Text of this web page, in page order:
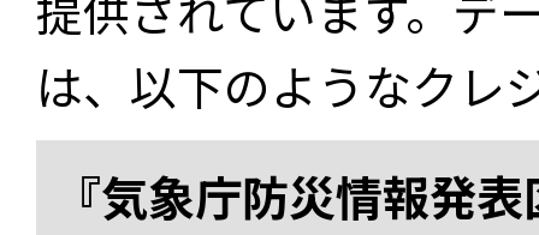
は、以下のようなクレ
『気象庁防災情報発